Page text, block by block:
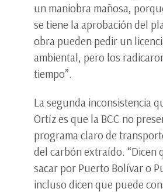
un maniobra mañosa,
se tiene la aprobación del
obra pueden pedir un
ambiental, pero los
tiempo”.
La segunda inconsistencia
Ortíz es que la BCC no
programa claro de
del carbón extraído. “Dicen
sacar por Puerto Bolívar o
incluso dicen que puede